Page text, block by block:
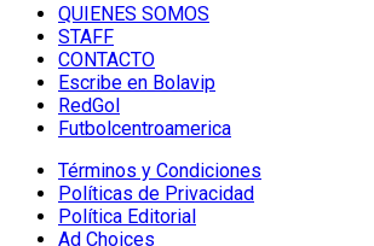
QUIENES SOMOS
STAFF
CONTACTO
Escribe en Bolavip
RedGol
Futbolcentroamerica
Términos y Condiciones
Políticas de Privacidad
Política Editorial
Ad Choices